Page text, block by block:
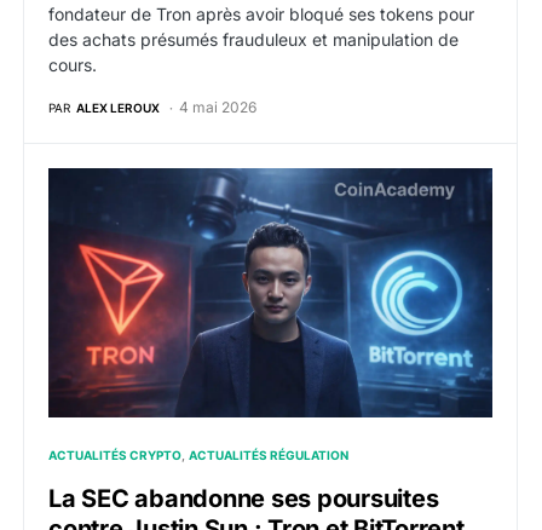
fondateur de Tron après avoir bloqué ses tokens pour
des achats présumés frauduleux et manipulation de
cours.
PAR ALEX LEROUX 4 mai 2026
La SEC abandonne ses poursuites contre Justin Sun
ACTUALITÉS CRYPTO ACTUALITÉS RÉGULATION
La SEC abandonne ses poursuites